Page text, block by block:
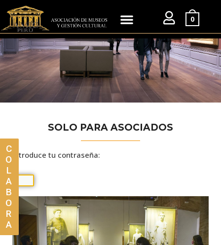
0
SOLO PARA ASOCIADOS
Introduce tu contraseña:
C
O
L
A
B
O
R
A